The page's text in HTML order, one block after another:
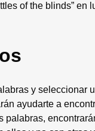
of the blinds” en
y seleccionar
ayudarte a
palabras,